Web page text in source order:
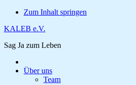
Zum Inhalt springen
KALEB e.V.
Sag Ja zum Leben
Über uns
Team